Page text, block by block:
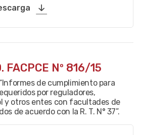
FACPCE Nº 816/15
de cumplimiento para
por reguladores,
y otros entes con facultades de
de acuerdo con la R. T. N° 37”.